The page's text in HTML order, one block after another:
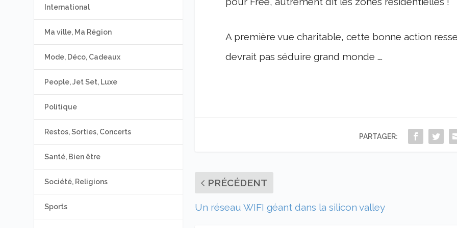
A première vue charitable, cette bonne action
devrait pas séduire grand monde ….
PARTAGER:
PRÉCÉDENT
Un réseau WIFI géant dans la silicon valley
International
Ma ville, Ma Région
Mode, Déco, Cadeaux
People, Jet Set, Luxe
Politique
Restos, Sorties, Concerts
Santé, Bien être
Société, Religions
Sports